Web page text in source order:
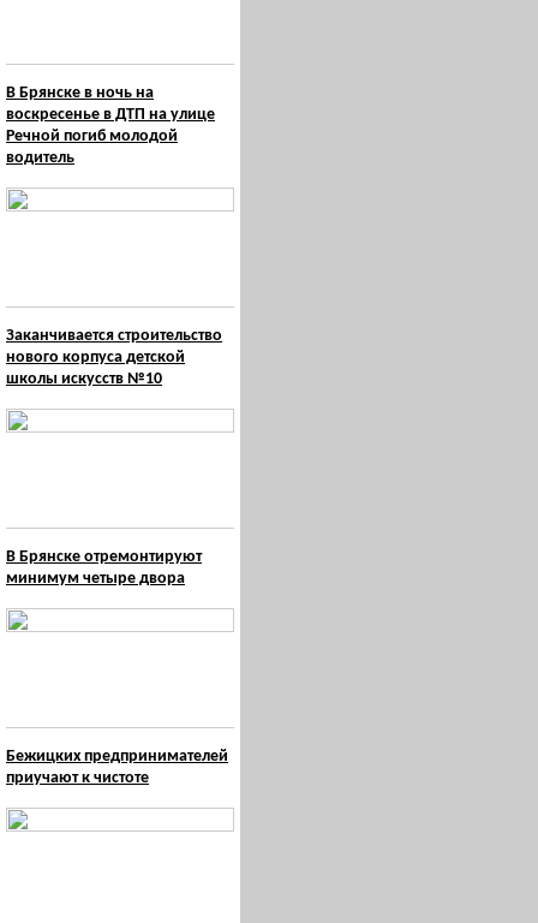
В Брянске в ночь на
воскресенье в ДТП на улице
Речной погиб молодой
водитель
Заканчивается строительство
нового корпуса детской
школы искусств №10
В Брянске отремонтируют
минимум четыре двора
Бежицких предпринимателей
приучают к чистоте